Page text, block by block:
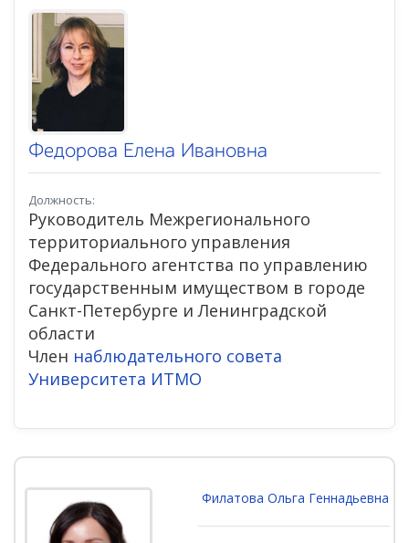
Федорова Елена Ивановна
Должность:
Руководитель Межрегионального
территориального управления
Федерального агентства по управлению
государственным имуществом в городе
Санкт-Петербурге и Ленинградской
области
Член наблюдательного совета
Университета ИТМО
Филатова Ольга Геннадьевна